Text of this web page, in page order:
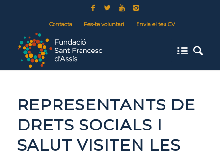
Contacta Fes-te voluntari Envia el teu CV
REPRESENTANTS DE
DRETS SOCIALS I
SALUT VISITEN LES